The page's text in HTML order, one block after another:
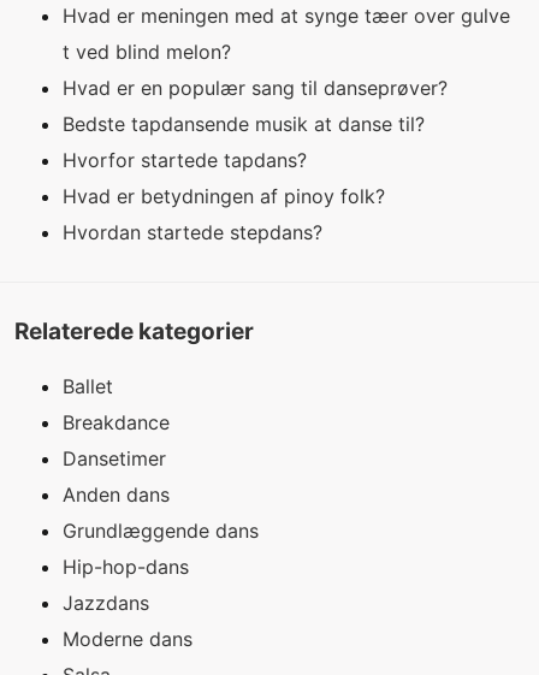
Hvad er meningen med at synge tæer over gulve
t ved blind melon?
Hvad er en populær sang til danseprøver?
Bedste tapdansende musik at danse til?
Hvorfor startede tapdans?
Hvad er betydningen af ​​pinoy folk?
Hvordan startede stepdans?
Relaterede kategorier
Ballet
Breakdance
Dansetimer
Anden dans
Grundlæggende dans
Hip-hop-dans
Jazzdans
Moderne dans